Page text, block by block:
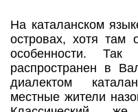
На каталанском
островах, хотя там
особенности. Так
распространен в
диалектом
местные жители